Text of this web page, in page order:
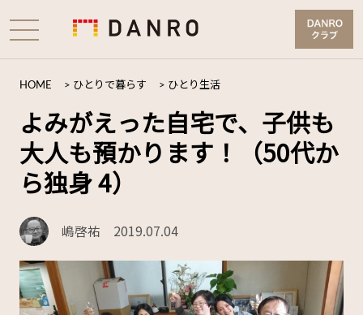
HOME > ひとりで暮らす > ひとり生活
よみがえった自宅で、子供も
大人も預かります！（50代か
ら独身 4）
嶋啓祐 2019.07.04